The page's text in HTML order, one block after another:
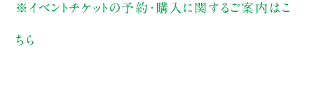
※イベントチケットの予約・購入に関するご案内は こ
ちら